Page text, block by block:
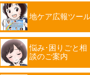
地ケア広報ツー
悩み･困りごと相
談のご案内